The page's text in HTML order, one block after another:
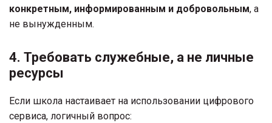
конкретным, информированным и добровольным, а
не вынужденным.
4. Требовать служебные, а не личные
ресурсы
Если школа настаивает на использовании цифрового
сервиса, логичный вопрос: